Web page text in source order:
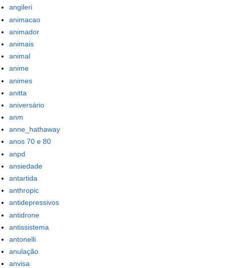
angileri
animacao
animador
animais
animal
anime
animes
anitta
aniversário
anm
anne_hathaway
anos 70 e 80
anpd
ansiedade
antartida
anthropic
antidepressivos
antidrone
antissistema
antonelli
anulação
anvisa